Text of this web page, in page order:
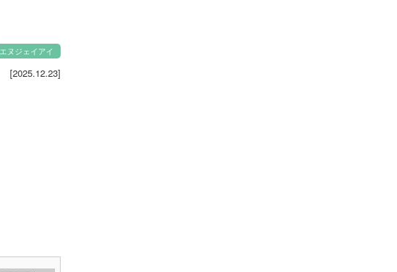
エヌジェイアイ
[2025.12.23]